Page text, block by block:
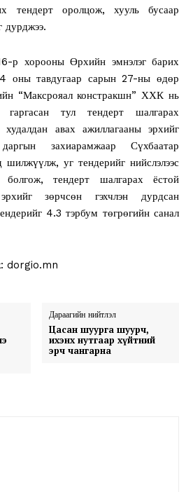
тендерт оролцож, хууль бусаар
дурджээ.
р хорооны Өрхийн эмнэлэг барих
оны тавдугаар сарын 27-ны өдөр
“Максрояал констракшн” ХХК нь
тул тендерт шалгарах
авах ажиллагааны эрхийг
захиарамжаар Сүхбаатар
шилжүүлж, уг тендерийг нийслэлээс
болгож, тендерт шалгарах ёстой
зөрчсөн гэхчлэн дурдсан
4.3 тэрбум төгрөгийн санал
dorgio.mn
Дараагийн нийтлэл
Цасан шуурга шуурч,
ихэнх нутгаар хүйтний
эрч чангарна